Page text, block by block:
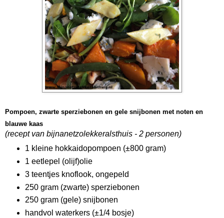
Pompoen, zwarte sperziebonen en gele snijbonen met noten en
blauwe kaas
(recept van bijnanetzolekkeralsthuis - 2 personen)
1 kleine hokkaidopompoen (±800 gram)
1 eetlepel (olijf)olie
3 teentjes knoflook, ongepeld
250 gram (zwarte) sperziebonen
250 gram (gele) snijbonen
handvol waterkers (±1/4 bosje)